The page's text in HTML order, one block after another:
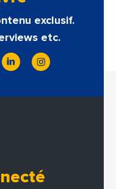
exclusif.
etc.